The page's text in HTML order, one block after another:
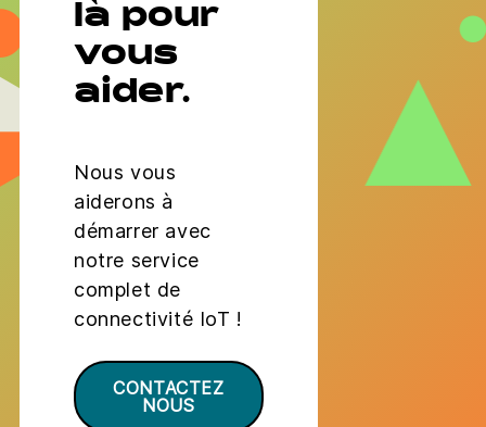
là pour
vous
aider.
Nous vous
aiderons à
démarrer avec
notre service
complet de
connectivité IoT !
CONTACTEZ
NOUS